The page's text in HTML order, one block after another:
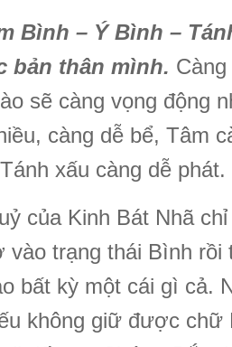
Bình – Ý Bình –
bản thân mình.
sẽ càng vọng động
càng dễ bể, Tâm
xấu càng dễ phát.
của Kinh Bát Nhã
vào trạng thái Bình rồi
bất kỳ một cái gì cả.
không giữ được chữ